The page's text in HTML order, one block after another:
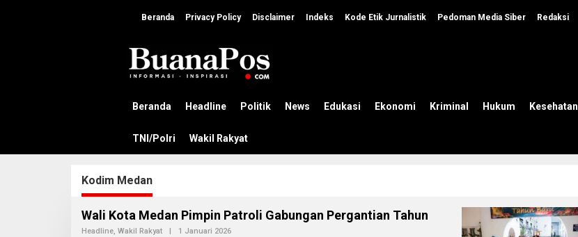
e
Beranda Privacy Policy Disclaimer Indeks Kode Etik Jurnalistik Pedoman Media Siber Redaksi
Beranda Headline Politik News Edukasi Ekonomi Kriminal Hukum Kesehatan
TNI/Polri Wakil Rakyat
Kodim Medan
Wali Kota Medan Pimpin Patroli Gabungan Pergantian Tahun
Headline, Wakil Rakyat | 1 Januari 2026